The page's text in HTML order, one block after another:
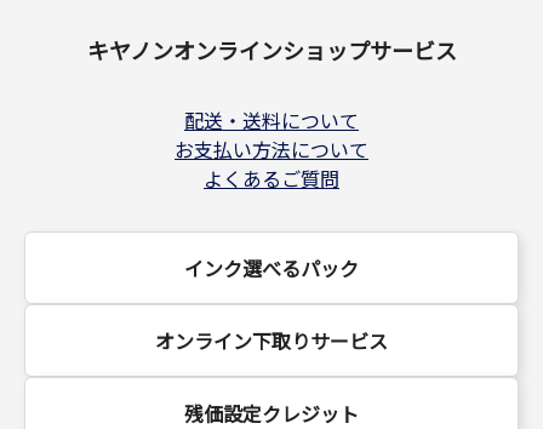
キヤノンオンラインショップサービス
配送・送料について
お支払い方法について
よくあるご質問
インク選べるパック
オンライン下取りサービス
残価設定クレジット